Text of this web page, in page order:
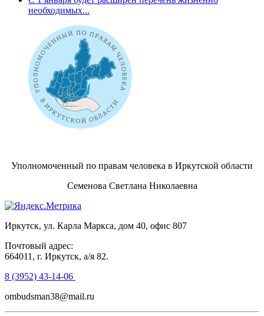
необходимых...
Уполномоченный по правам человека в Иркутской области
Семенова Светлана Николаевна
Иркутск, ул. Карла Маркса, дом 40, офис 807
Почтовый адрес:
664011, г. Иркутск, а/я 82.
8 (3952) 43-14-06
ombudsman38@mail.ru